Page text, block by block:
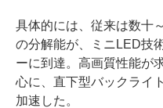
具体的には、従来は数十
の分解能が、ミニLED技
ーに到達。高画質性能が
心に、直下型バックライ
加速した。